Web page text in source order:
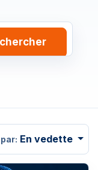
En vedette